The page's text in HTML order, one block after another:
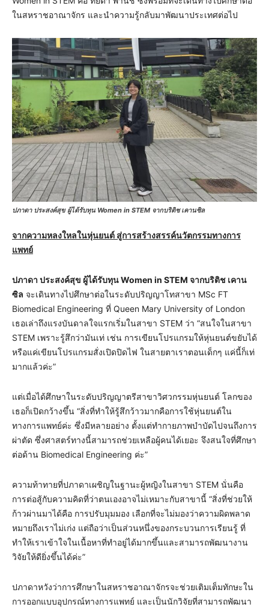
ในสหราชอาณาจักร และนำความรู้กลับมาพัฒนาประเทศต่อไป
ปภาดา ประสงค์สุข ผู้ได้รับทุน Women in STEM จากบริติช เคานซิล
จากความหลงใหลในหุ่นยนต์ สู่การสร้างสรรค์นวัตกรรมทางการ
แพทย์
ปภาดา ประสงค์สุข ผู้ได้รับทุนWomen in STEM จากบริติช เคาน
ซิล จะเดินทางไปศึกษาต่อในระดับปริญญาโทสาขา MSc FT
Biomedical Engineering ที่ Queen Mary University of London
เธอเล่าถึงแรงบันดาลใจแรกเริ่มในสาขา STEM ว่า “สนใจในสาขา
STEM เพราะรู้สึกว่ามันเท่ เช่น การเขียนโปรแกรมให้หุ่นยนต์ขยับได้
หรือแค่เขียนโปรแกรมสั่งเปิดปิดไฟ ในสายตาเราตอนเด็กๆ แค่นี้ก็เท่
มากแล้วค่ะ”
แต่เมื่อได้ศึกษาในระดับปริญญาตรีสาขาวิศวกรรมหุ่นยนต์ โลกของ
เธอก็เปิดกว้างขึ้น “สิ่งที่ทำให้รู้สึกว้าวมากคือการใช้หุ่นยนต์ใน
ทางการแพทย์ค่ะ ซึ่งมีหลายอย่าง ตั้งแต่ทำกายภาพบำบัดไปจนถึงการ
ผ่าตัด ซึ่งศาสตร์ทางนี้สามารถช่วยเหลือผู้คนได้เยอะ จึงสนใจที่ศึกษา
ต่อด้าน Biomedical Engineering ค่ะ”
ความท้าทายที่ปภาดาเผชิญในฐานะผู้หญิงในสาขา STEM นั่นคือ
การต่อสู้กับความคิดที่ว่าตนเองอาจไม่เหมาะกับสาขานี้ “สิ่งที่ช่วยให้
ก้าวผ่านมาได้คือ การปรับมุมมอง เลือกที่จะไม่มองว่าความผิดพลาด
หมายถึงเราไม่เก่ง แต่ถือว่าเป็นส่วนหนึ่งของกระบวนการเรียนรู้ ที่
ทำให้เราเข้าใจในเนื้อหาที่ทำอยู่ได้มากขึ้นและสามารถพัฒนางาน
วิจัยให้ดียิ่งขึ้นได้ค่ะ”
ปภาดาหวังว่าการศึกษาในสหราชอาณาจักรจะช่วยเติมเต็มทักษะใน
การออกแบบอุปกรณ์ทางการแพทย์ และเป็นนักวิจัยที่สามารถพัฒนา